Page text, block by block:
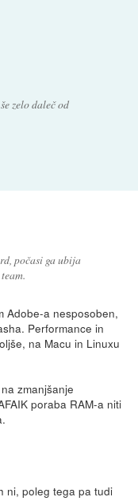
zelo daleč od
počasi ga ubija
Adobe-a nesposoben,
Performance in
na Macu in Linuxu
zmanjšanje
poraba RAM-a niti
ni, poleg tega pa tudi